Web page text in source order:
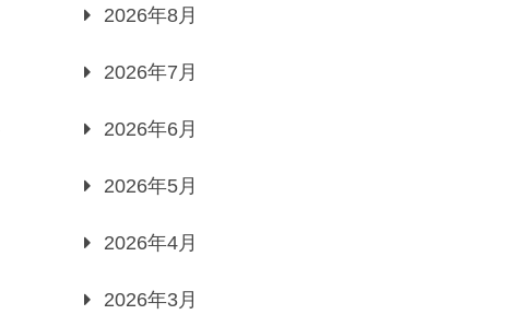
2026年8月
2026年7月
2026年6月
2026年5月
2026年4月
2026年3月